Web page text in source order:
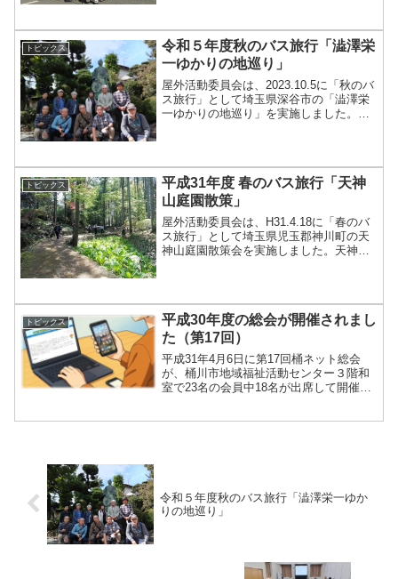
日大変盛り上が...
トピックス
令和５年度秋のバス旅行「澁澤栄
一ゆかりの地巡り」
屋外活動委員会は、2023.10.5に「秋のバ
ス旅行」として埼玉県深谷市の「澁澤栄
一ゆかりの地巡り」を実施しました。澁
は新...
トピックス
平成31年度 春のバス旅行「天神
山庭園散策」
屋外活動委員会は、H31.4.18に「春のバ
ス旅行」として埼玉県児玉郡神川町の天
神山庭園散策会を実施しました。天神山
の神川町にはこの別...
トピックス
平成30年度の総会が開催されまし
た（第17回）
平成31年4月6日に第17回桶ネット総会
が、桶川市地域福祉活動センター３階和
室で23名の会員中18名が出席して開催さ
令和５年度秋のバス旅行「澁澤栄一ゆか
りの地巡り」